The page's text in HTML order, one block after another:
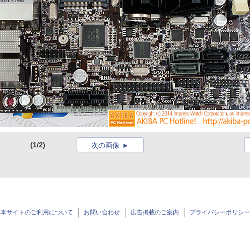
(1/2) 次の画像
本サイトのご利用について お問い合わせ 広告掲載のご案内 プライバシーポリシー